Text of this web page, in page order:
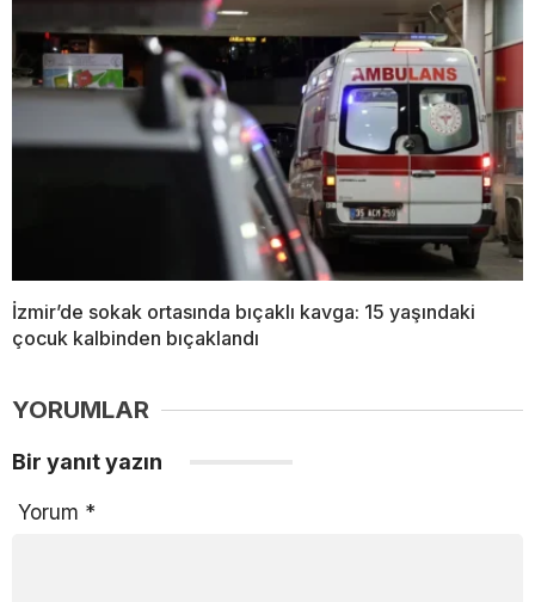
İzmir’de sokak ortasında bıçaklı kavga: 15 yaşındaki
çocuk kalbinden bıçaklandı
YORUMLAR
Bir yanıt yazın
Yorum *